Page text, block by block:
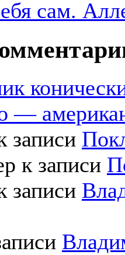
сам.
—
записи
к записи
записи